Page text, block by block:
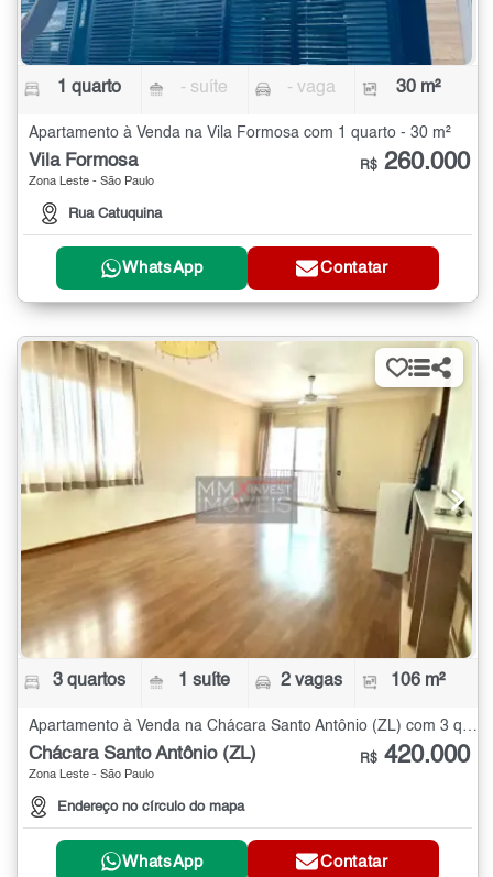
1 quarto - suíte - vaga 30 m²
Apartamento à Venda na Vila Formosa com 1 quarto - 30 m²
Vila Formosa
Zona Leste - São Paulo
Rua Catuquina
R$ 260.000
WhatsApp Contatar
3 quartos 1 suíte 2 vagas 106 m²
Apartamento à Venda na Chácara Santo Antônio (ZL) com 3 quartos - 106 m²
Chácara Santo Antônio (ZL)
Zona Leste - São Paulo
Endereço no círculo do mapa
R$ 420.000
WhatsApp Contatar